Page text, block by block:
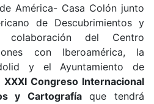
América- Casa Colón junto
de Descubrimientos y
del Centro
con Iberoamérica, la
y el Ayuntamiento de
XXXI Congreso Internacional
y Cartografíaque tendrá